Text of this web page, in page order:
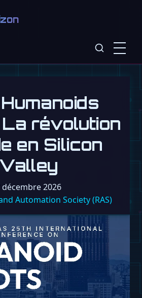
Humanoids
révolution
en Silicon
Valley
décembre 2026
Automation Society (RAS)